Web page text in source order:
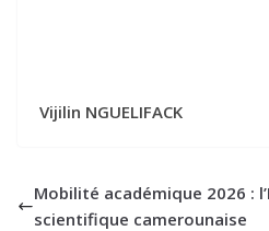
Vijilin NGUELIFACK
Mobilité académique 2026 :
scientifique camerounaise